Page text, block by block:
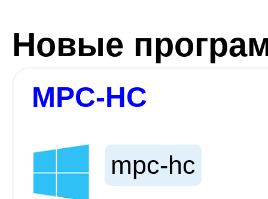
Новые
MPC-HC
mpc-hc